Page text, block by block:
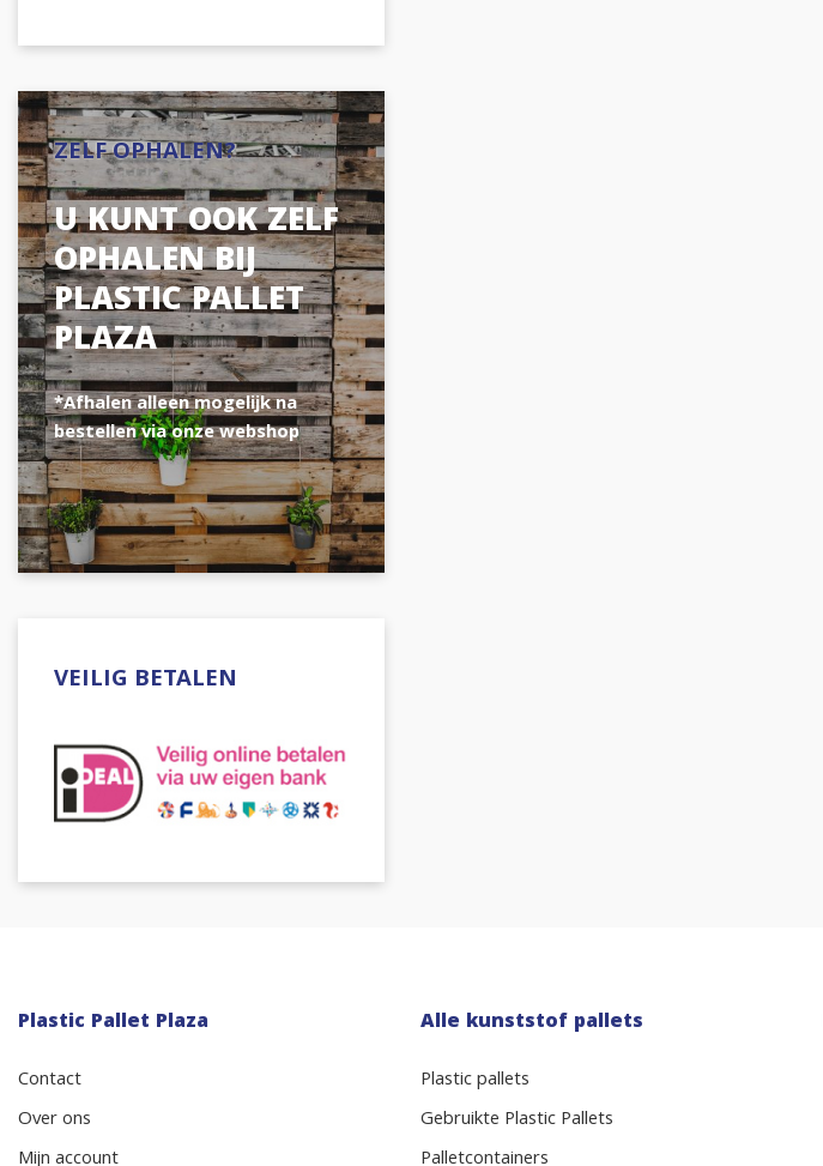
ZELF OPHALEN?
U KUNT OOK ZELF
OPHALEN BIJ
PLASTIC PALLET
PLAZA
*Afhalen alleen mogelijk na
bestellen via onze webshop
VEILIG BETALEN
Plastic Pallet Plaza
Contact
Over ons
Mijn account
Alle kunststof pallets
Plastic pallets
Gebruikte Plastic Pallets
Palletcontainers